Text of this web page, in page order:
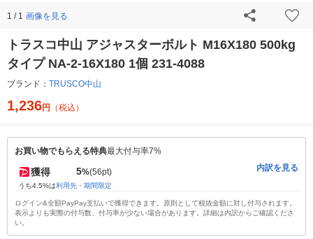
1 / 1 画像を見る
トラスコ中山 アジャスターボルト M16X180 500kg
タイプ NA-2-16X180 1個 231-4088
ブランド： TRUSCO中山
1,236円 （税込）
お買い物でもらえる特典最大付与率7%
獲得 5%(56pt)
うち4.5%は利用先・期間限定
内訳を見る
ログイン&全額PayPay支払いで獲得できます。原則として税抜金額に対し付与されます。
表示よりも実際の付与数、付与率が少ない場合があります。詳細は内訳からご確認くださ
い。